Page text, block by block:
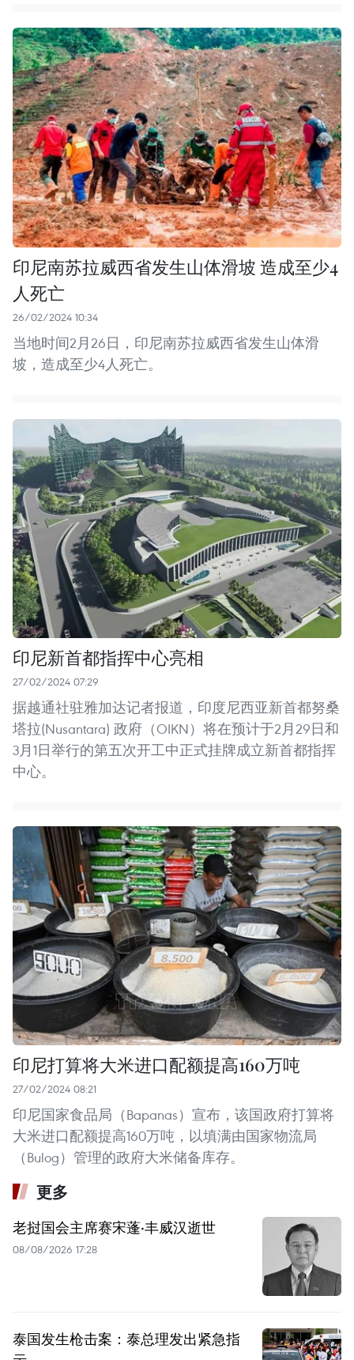
印尼南苏拉威西省发生山体滑坡 造成至少4
人死亡
26/02/2024 10:34
当地时间2月26日，印尼南苏拉威西省发生山体滑
坡，造成至少4人死亡。
印尼新首都指挥中心亮相
27/02/2024 07:29
据越通社驻雅加达记者报道，印度尼西亚新首都努桑
塔拉(Nusantara) 政府（OIKN）将在预计于2月29日和
3月1日举行的第五次开工中正式挂牌成立新首都指挥
中心。
印尼打算将大米进口配额提高160万吨
27/02/2024 08:21
印尼国家食品局（Bapanas）宣布，该国政府打算将
大米进口配额提高160万吨，以填满由国家物流局
（Bulog）管理的政府大米储备库存。
更多
老挝国会主席赛宋蓬·丰威汉逝世
08/08/2026 17:28
泰国发生枪击案：泰总理发出紧急指